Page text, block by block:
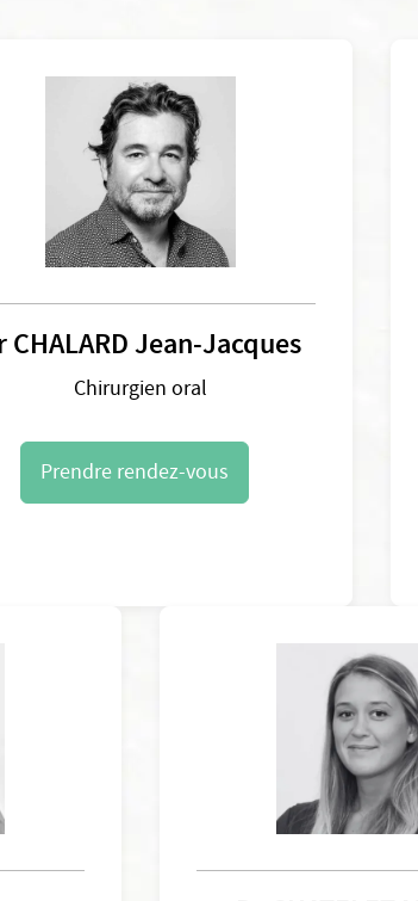
CHALARD Jean-Jacques
Chirurgien oral
Prendre rendez-vous